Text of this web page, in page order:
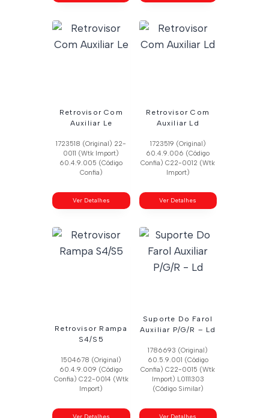
Retrovisor Com
Auxiliar Le
1723518 (Original) 22-
0011 (Wtk Import)
60.4.9.005 (Código
Confia)
Ver Detalhes
Retrovisor Com
Auxiliar Ld
1723519 (Original)
60.4.9.006 (Código
Confia) C22-0012 (Wtk
Import)
Ver Detalhes
Retrovisor Rampa
S4/S5
1504678 (Original)
60.4.9.009 (Código
Confia) C22-0014 (Wtk
Import)
Suporte Do Farol
Auxiliar P/G/R – Ld
1786693 (Original)
60.5.9.001 (Código
Confia) C22-0015 (Wtk
Import) L0111303
(Código Similar)